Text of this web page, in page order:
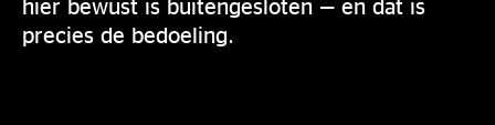
hier bewust is buitengesloten — en dat is
precies de bedoeling.